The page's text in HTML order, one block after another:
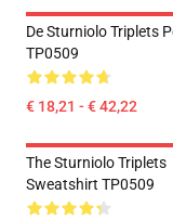
De Sturniolo Triplets
TP0509
€ 18,21 - € 42,22
The Sturniolo Triplets
Sweatshirt TP0509